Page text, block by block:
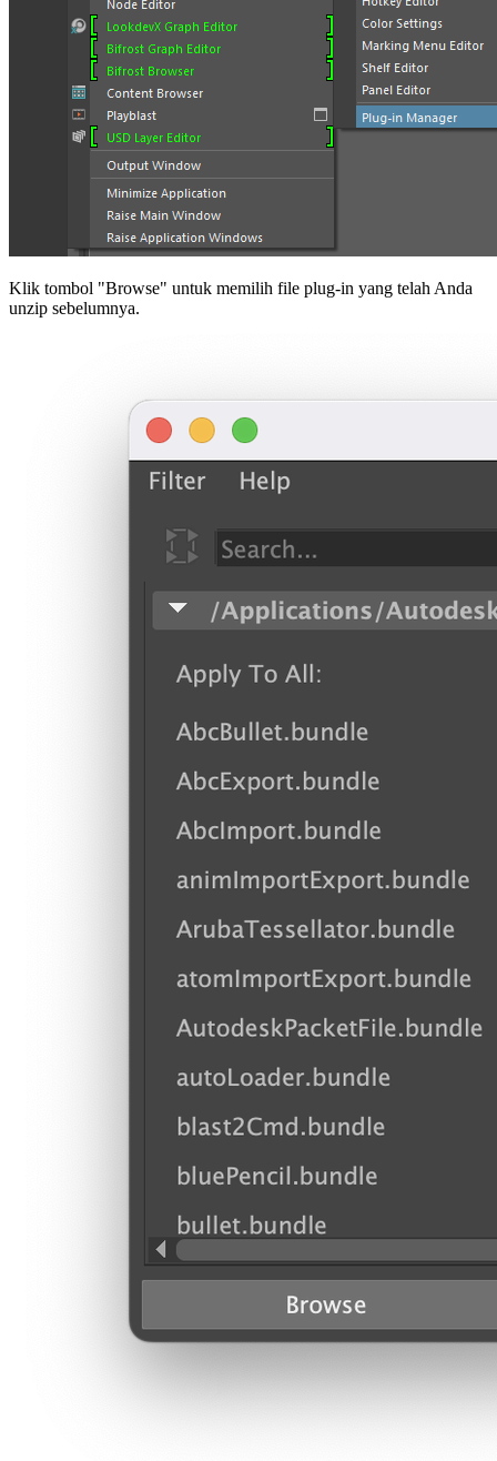
Klik tombol "Browse" untuk memilih file plug-in yang telah Anda
unzip sebelumnya.